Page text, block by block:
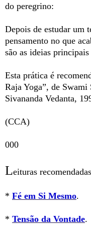
do peregrino:
Depois de estudar um
pensamento no que
são as ideias
Esta prática é
Raja Yoga”, de Swami
Sivananda Vedanta,
(CCA)
000
Leituras
* Fé em Si Mesmo.
* Tensão da Vontade.